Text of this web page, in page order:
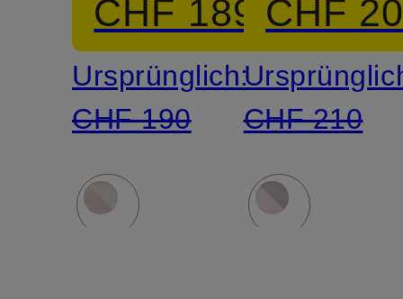
CHF 189
Ursprünglich:
CHF 190
CHF
CHF 210